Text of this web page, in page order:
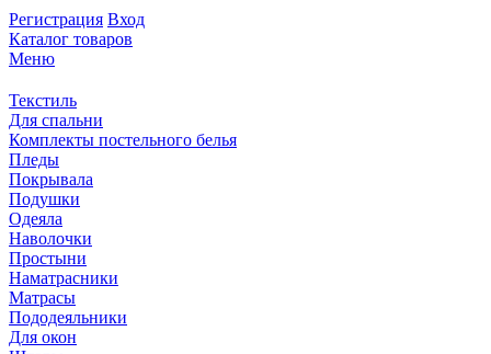
Регистрация Вход
Каталог товаров
Меню
Текстиль
Для спальни
Комплекты постельного белья
Пледы
Покрывала
Подушки
Одеяла
Наволочки
Простыни
Наматрасники
Матрасы
Пододеяльники
Для окон